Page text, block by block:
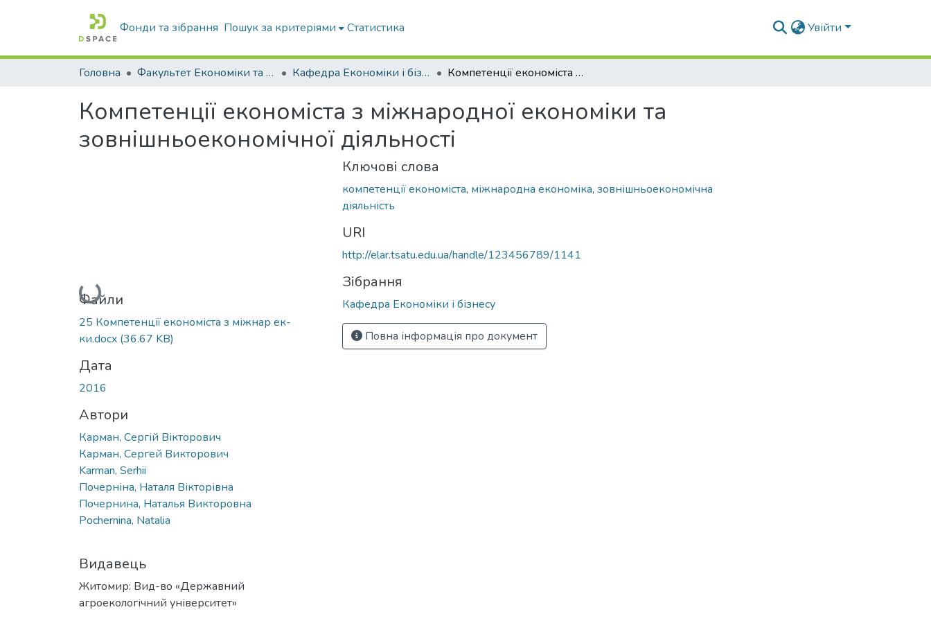
Фонди та зібрання Пошук за критеріями Статистика Увійти
Головна Факультет Економіки та бізнесу Кафедра Економіки і бізнесу Компетенції економіста з міжнародної економіки та зовнішньоекономічної діяльності
Компетенції економіста з міжнародної економіки та
зовнішньоекономічної діяльності
Вантажиться...
Файли
25 Компетенції економіста з міжнар ек-
ки.docx (36.67 KB)
Дата
2016
Автори
Карман, Сергій Вікторович
Карман, Сергей Викторович
Karman, Serhii
Почерніна, Наталя Вікторівна
Почернина, Наталья Викторовна
Pochernina, Natalia
Видавець
Житомир: Вид-во «Державний
агроекологічний університет»
Ключові слова
компетенції економіста, міжнародна економіка, зовнішньоекономічна
діяльність
URI
http://elar.tsatu.edu.ua/handle/123456789/1141
Зібрання
Кафедра Економіки і бізнесу
Повна інформація про документ